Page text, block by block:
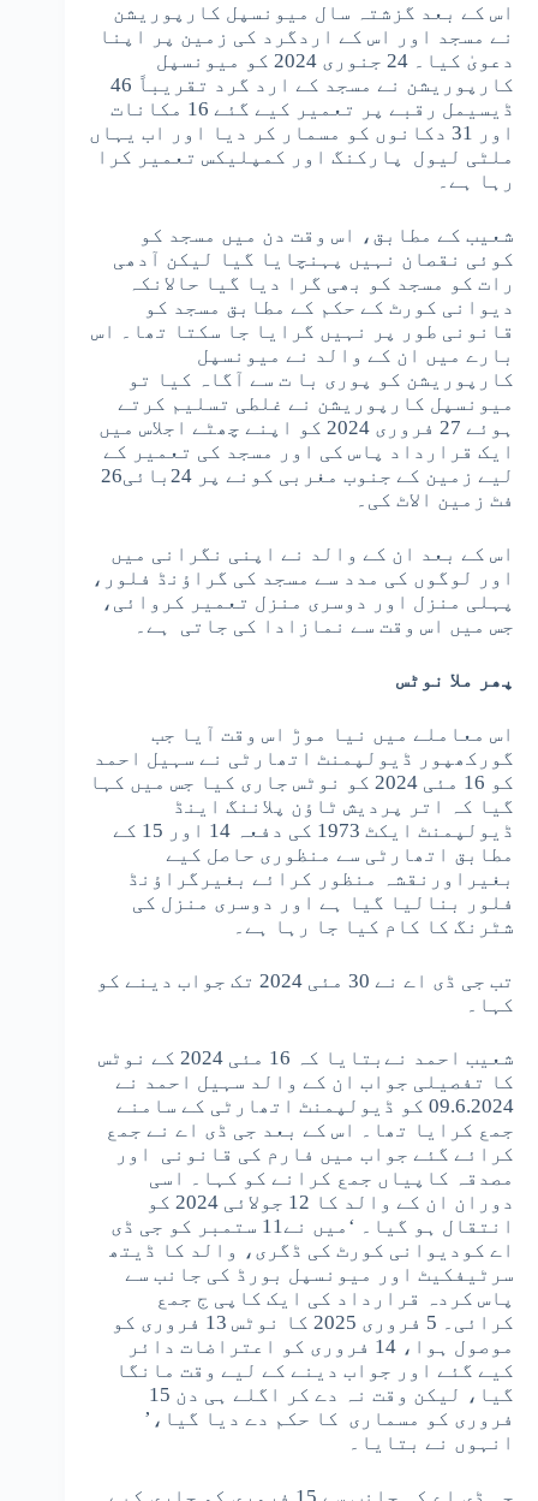
اس کے بعد گزشتہ سال میونسپل کارپوریشن
نے مسجد اور اس کے اردگرد کی زمین پر اپنا
دعویٰ کیا۔ 24 جنوری 2024 کو میونسپل
کارپوریشن نے مسجد کے ارد گرد تقریباً 46
ڈیسیمل رقبے پر تعمیر کیے گئے 16 مکانات
اور 31 دکانوں کو مسمار کر دیا اور اب یہاں
ملٹی لیول پارکنگ اور کمپلیکس تعمیر کرا
رہا ہے۔
شعیب کے مطابق، اس وقت دن میں مسجد کو
کوئی نقصان نہیں پہنچایا گیا لیکن آدھی
رات کو مسجد کو بھی گرا دیا گیا حالانکہ
دیوانی کورٹ کے حکم کے مطابق مسجد کو
قانونی طور پر نہیں گرایا جا سکتا تھا۔ اس
بارے میں ان کے والد نے میونسپل
کارپوریشن کو پوری با ت سے آگاہ کیا تو
میونسپل کارپوریشن نے غلطی تسلیم کرتے
ہوئے 27 فروری 2024 کو اپنے چھٹے اجلاس میں
ایک قرارداد پاس کی اور مسجد کی تعمیر کے
لیے زمین کے جنوب مغربی کونے پر 24بائی26
فٹ زمین الاٹ کی۔
اس کے بعد ان کے والد نے اپنی نگرانی میں
اور لوگوں کی مدد سے مسجد کی گراؤنڈ فلور،
پہلی منزل اور دوسری منزل تعمیر کروائی،
جس میں اس وقت سے نمازادا کی جاتی ہے۔
پھر ملا نوٹس
اس معاملے میں نیا موڑ اس وقت آیا جب
گورکھپور ڈیولپمنٹ اتھارٹی نے سہیل احمد
کو 16 مئی 2024 کو نوٹس جاری کیا جس میں کہا
گیا کہ اتر پردیش ٹاؤن پلاننگ اینڈ
ڈیولپمنٹ ایکٹ 1973 کی دفعہ 14 اور 15 کے
مطابق اتھارٹی سے منظوری حاصل کیے
بغیراورنقشہ منظور کرائے بغیرگراؤنڈ
فلور بنالیا گیا ہے اور دوسری منزل کی
شٹرنگ کا کام کیا جا رہا ہے۔
تب جی ڈی اے نے 30 مئی 2024 تک جواب دینے کو
کہا۔
شعیب احمد نےبتایا کہ 16 مئی 2024 کے نوٹس
کا تفصیلی جواب ان کے والد سہیل احمد نے
09.6.2024 کو ڈیولپمنٹ اتھارٹی کے سامنے
جمع کرایا تھا۔ اس کے بعد جی ڈی اے نے جمع
کرائے گئے جواب میں فارم کی قانونی اور
مصدقہ کاپیاں جمع کرانے کو کہا۔ اسی
دوران ان کے والد کا 12 جولائی 2024 کو
انتقال ہو گیا۔ ‘میں نے11 ستمبر کو جی ڈی
اے کودیوانی کورٹ کی ڈگری، والد کا ڈیتھ
سرٹیفکیٹ اور میونسپل بورڈ کی جانب سے
پاس کردہ قرارداد کی ایک کاپی ج جمع
کرائی۔ 5 فروری 2025 کا نوٹس 13 فروری کو
موصول ہوا، 14 فروری کو اعتراضات دائر
کیے گئے اور جواب دینے کے لیے وقت مانگا
گیا، لیکن وقت نہ دے کر اگلے ہی دن 15
فروری کو مسماری کا حکم دے دیا گیا،’
انہوں نے بتایا۔